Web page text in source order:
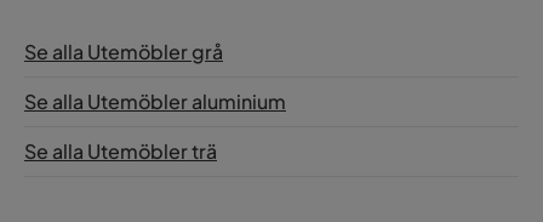
Se alla Utemöbler grå
Se alla Utemöbler aluminium
Se alla Utemöbler trä